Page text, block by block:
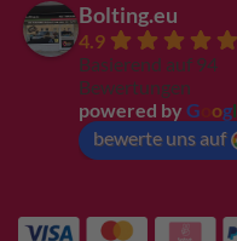
Bolting.eu
4.9
Basierend auf 94
Bewertungen
powered by G ogl
bewerte uns auf